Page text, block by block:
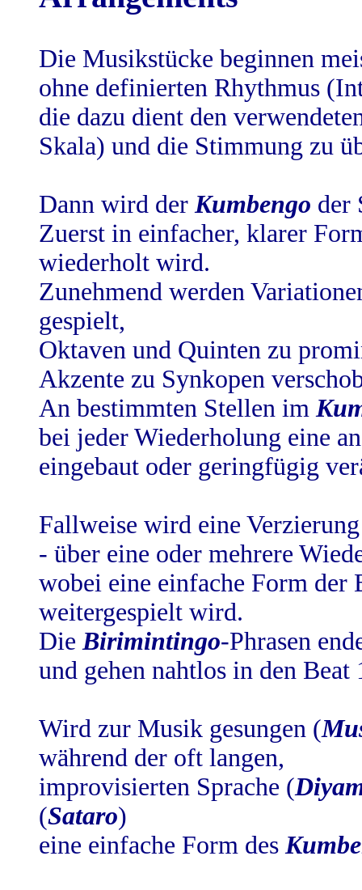
Die Musikstücke beginnen
ohne definierten Rhythmus
die dazu dient den
Skala) und die Stimmung zu
Dann wird derKumbengo der
Zuerst in einfacher, klarer
wiederholt wird.
Zunehmend werden
gespielt,
Oktaven und Quinten zu
Akzente zu Synkopen
An bestimmten Stellen im
bei jeder Wiederholung eine
eingebaut oder geringfügig
Fallweise wird eine
- über eine oder mehrere
wobei eine einfache Form der
weitergespielt wird.
DieBirimintingo-Phrasen
und gehen nahtlos in den
Wird zur Musik gesungen (
während der oft langen,
improvisierten Sprache (
(Sataro)
eine einfache Form des